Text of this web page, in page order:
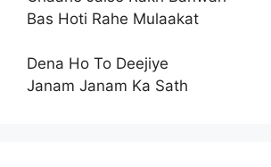
Bas Hoti Rahe Mulaakat
Dena Ho To Deejiye
Janam Janam Ka Sath